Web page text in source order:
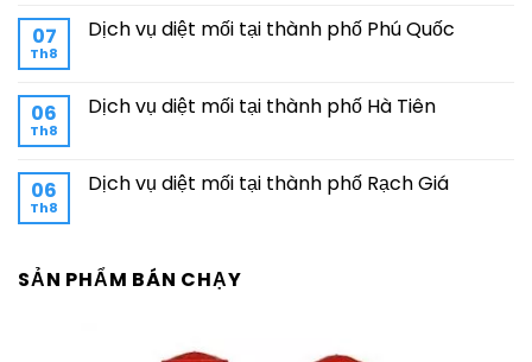
07
Th8
Dịch vụ diệt mối tại thành phố Phú Quốc
06
Th8
Dịch vụ diệt mối tại thành phố Hà Tiên
06
Th8
Dịch vụ diệt mối tại thành phố Rạch Giá
SẢN PHẨM BÁN CHẠY